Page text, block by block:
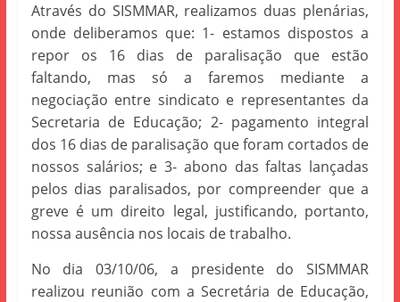
Através do SISMMAR, realizamos duas plenárias,
onde deliberamos que: 1- estamos dispostos a
repor os 16 dias de paralisação que estão
faltando, mas só a faremos mediante a
negociação entre sindicato e representantes da
Secretaria de Educação; 2- pagamento integral
dos 16 dias de paralisação que foram cortados de
nossos salários; e 3- abono das faltas lançadas
pelos dias paralisados, por compreender que a
greve é um direito legal, justificando, portanto,
nossa ausência nos locais de trabalho.
No dia 03/10/06, a presidente do SISMMAR
realizou reunião com a Secretária de Educação,